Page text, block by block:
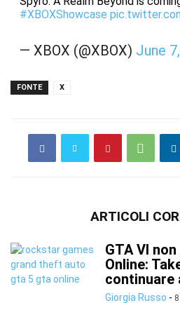
#XBOXShowcase
— XBOX (@XBOX) June
FONTE X
ARTICOLI
GTA VI
Online:
continuare
Giorgia Russo -